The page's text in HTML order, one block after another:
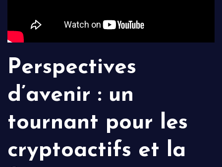
Perspectives
d’avenir : un
tournant pour les
cryptoactifs et la